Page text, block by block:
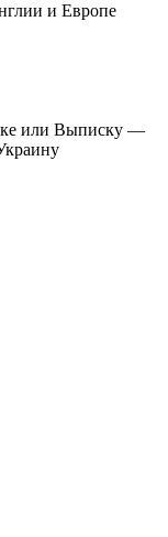
и Европе
или Выписку —